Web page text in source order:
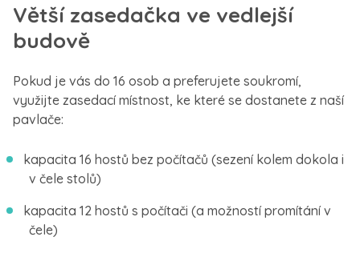
Větší zasedačka ve vedlejší
budově
Pokud je vás do 16 osob a preferujete soukromí,
využijte zasedací místnost, ke které se dostanete z naší
pavlače:
kapacita 16 hostů bez počítačů (sezení kolem dokola i
v čele stolů)
kapacita 12 hostů s počítači (a možností promítání v
čele)